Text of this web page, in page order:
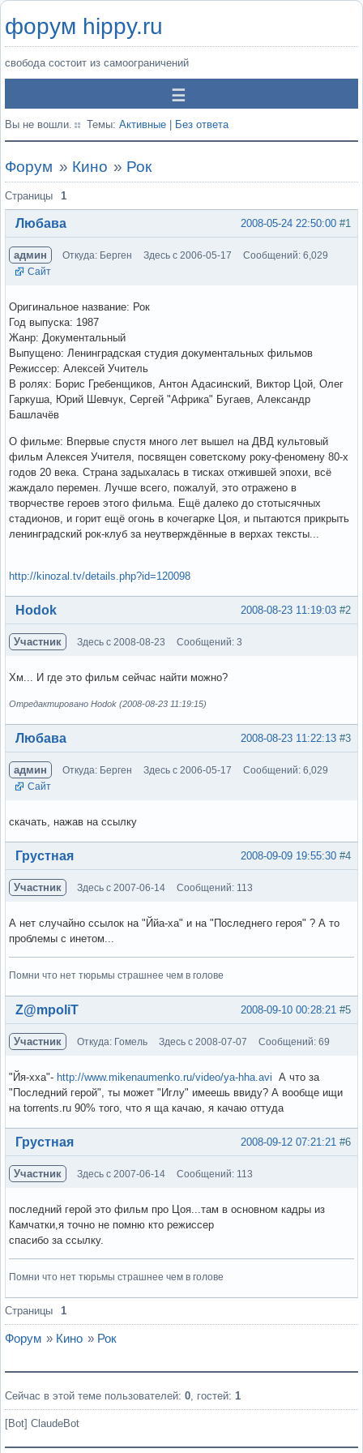
форум hippy.ru
свобода состоит из самоограничений
Вы не вошли. Темы: Активные Без ответа
Форум » Кино » Рок
Страницы 1
#1
2008-05-24 22:50:00
Любава
админ Откуда: Берген Здесь с 2006-05-17
Сообщений: 6,029
Сайт
Оригинальное название: Рок
Год выпуска: 1987
Жанр: Документальный
Выпущено: Ленинградская студия документальных фильмов
Режиссер: Алексей Учитель
В ролях: Борис Гребенщиков, Антон Адасинский, Виктор Цой, Олег
Гаркуша, Юрий Шевчук, Сергей "Африка" Бугаев, Александр
Башлачёв
О фильме: Впервые спустя много лет вышел на ДВД культовый
фильм Алексея Учителя, посвящен советскому року-феномену 80-х
годов 20 века. Страна задыхалась в тисках отжившей эпохи, всё
жаждало перемен. Лучше всего, пожалуй, это отражено в
творчестве героев этого фильма. Ещё далеко до стотысячных
стадионов, и горит ещё огонь в кочегарке Цоя, и пытаются прикрыть
ленинградский рок-клуб за неутверждённые в верхах тексты...
http://kinozal.tv/details.php?id=120098
Вне форума #2
2008-08-23 11:19:03
Hodok
Участник Здесь с 2008-08-23 Сообщений: 3
Хм... И где это фильм сейчас найти можно?
Отредактировано Hodok (2008-08-23 11:19:15)
Вне форума #3
2008-08-23 11:22:13
Любава
админ Откуда: Берген Здесь с 2006-05-17
Сообщений: 6,029
Сайт
скачать, нажав на ссылку
Вне форума #4
2008-09-09 19:55:30
Грустная
Участник Здесь с 2007-06-14 Сообщений: 113
А нет случайно ссылок на "Ййа-ха" и на "Последнего героя" ? А то
проблемы с инетом...
Помни что нет тюрьмы страшнее чем в голове
Вне форума #5
2008-09-10 00:28:21
Z@mpoliT
Участник Откуда: Гомель Здесь с 2008-07-07 Сообщений: 69
"Йя-хха"- http://www.mikenaumenko.ru/video/ya-hha.avi А что за
"Последний герой", ты может "Иглу" имеешь ввиду? А вообще ищи
на torrents.ru 90% того, что я ща качаю, я качаю оттуда
Вне форума #6
2008-09-12 07:21:21
Грустная
Участник Здесь с 2007-06-14 Сообщений: 113
последний герой это фильм про Цоя...там в основном кадры из
Камчатки,я точно не помню кто режиссер
спасибо за ссылку.
Помни что нет тюрьмы страшнее чем в голове
Вне форума
Страницы 1
Форум » Кино » Рок
Сейчас в этой теме пользователей: 0 , гостей: 1
[Bot] ClaudeBot